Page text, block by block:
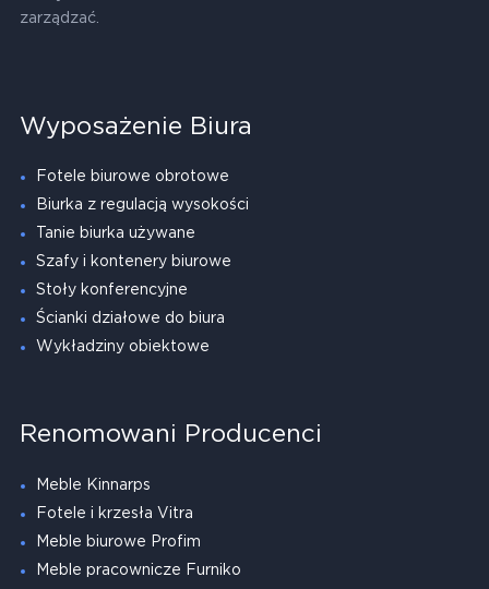
zarządzać.
Wyposażenie Biura
Fotele biurowe obrotowe
Biurka z regulacją wysokości
Tanie biurka używane
Szafy i kontenery biurowe
Stoły konferencyjne
Ścianki działowe do biura
Wykładziny obiektowe
Renomowani Producenci
Meble Kinnarps
Fotele i krzesła Vitra
Meble biurowe Profim
Meble pracownicze Furniko